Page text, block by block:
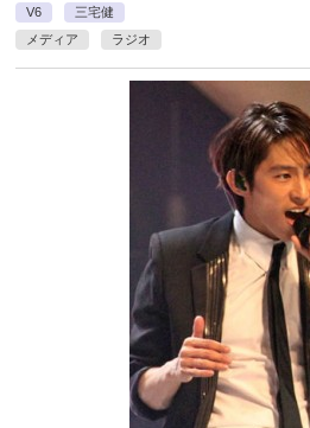
V6
三宅健
メディア
ラジオ